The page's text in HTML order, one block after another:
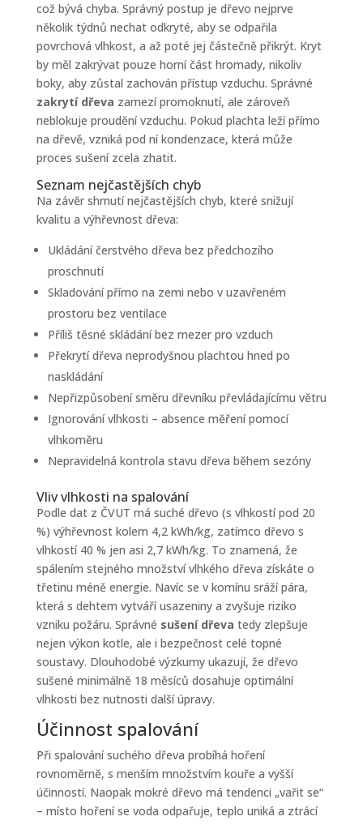
což bývá chyba. Správný postup je dřevo nejprve
několik týdnů nechat odkryté, aby se odpařila
povrchová vlhkost, a až poté jej částečně přikrýt. Kryt
by měl zakrývat pouze horní část hromady, nikoliv
boky, aby zůstal zachován přístup vzduchu. Správné
zakrytí dřeva zamezí promoknutí, ale zároveň
neblokuje proudění vzduchu. Pokud plachta leží přímo
na dřevě, vzniká pod ní kondenzace, která může
proces sušení zcela zhatit.
Seznam nejčastějších chyb
Na závěr shrnutí nejčastějších chyb, které snižují
kvalitu a výhřevnost dřeva:
Ukládání čerstvého dřeva bez předchozího
proschnutí
Skladování přímo na zemi nebo v uzavřeném
prostoru bez ventilace
Příliš těsné skládání bez mezer pro vzduch
Překrytí dřeva neprodyšnou plachtou hned po
naskládání
Nepřizpůsobení směru dřevníku převládajícímu větru
Ignorování vlhkosti – absence měření pomocí
vlhkoměru
Nepravidelná kontrola stavu dřeva během sezóny
Vliv vlhkosti na spalování
Podle dat z ČVUT má suché dřevo (s vlhkostí pod 20
%) výhřevnost kolem 4,2 kWh/kg, zatímco dřevo s
vlhkostí 40 % jen asi 2,7 kWh/kg. To znamená, že
spálením stejného množství vlhkého dřeva získáte o
třetinu méně energie. Navíc se v komínu sráží pára,
která s dehtem vytváří usazeniny a zvyšuje riziko
vzniku požáru. Správné sušení dřeva tedy zlepšuje
nejen výkon kotle, ale i bezpečnost celé topné
soustavy. Dlouhodobé výzkumy ukazují, že dřevo
sušené minimálně 18 měsíců dosahuje optimální
vlhkosti bez nutnosti další úpravy.
Účinnost spalování
Při spalování suchého dřeva probíhá hoření
rovnoměrně, s menším množstvím kouře a vyšší
účinností. Naopak mokré dřevo má tendenci „vařit se“
– místo hoření se voda odpařuje, teplo uniká a ztrácí